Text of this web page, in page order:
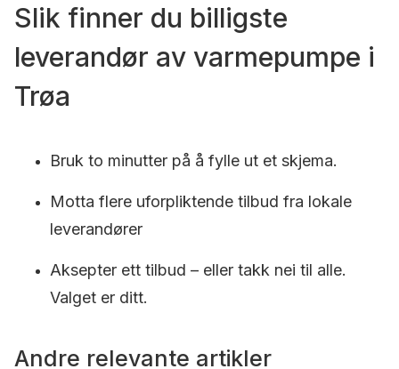
Slik finner du billigste
leverandør av varmepumpe i
Trøa
Bruk to minutter på å fylle ut et skjema.
Motta flere uforpliktende tilbud fra lokale
leverandører
Aksepter ett tilbud – eller takk nei til alle.
Valget er ditt.
Andre relevante artikler